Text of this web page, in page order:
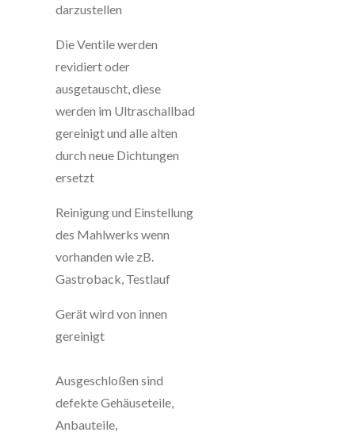
darzustellen
Die Ventile werden
revidiert oder
ausgetauscht, diese
werden im Ultraschallbad
gereinigt und alle alten
durch neue Dichtungen
ersetzt
Reinigung und Einstellung
des Mahlwerks wenn
vorhanden wie zB.
Gastroback, Testlauf
Gerät wird von innen
gereinigt
Ausgeschloßen sind
defekte Gehäuseteile,
Anbauteile,